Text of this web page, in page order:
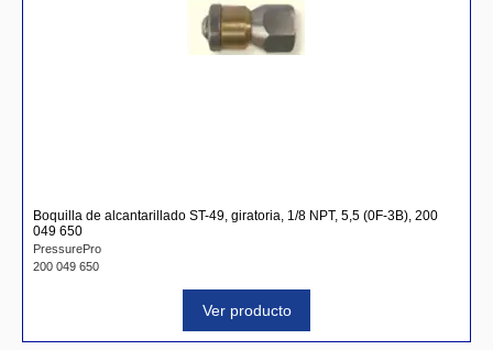
Boquilla de alcantarillado ST-49, giratoria, 1/8 NPT, 5,5 (0F-3B), 200
049 650
PressurePro
200 049 650
Ver producto